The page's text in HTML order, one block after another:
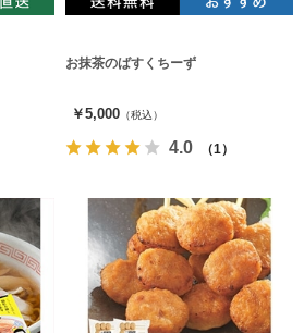
お抹茶のばすくちーず
￥5,000 （税込）
4.0 （1）